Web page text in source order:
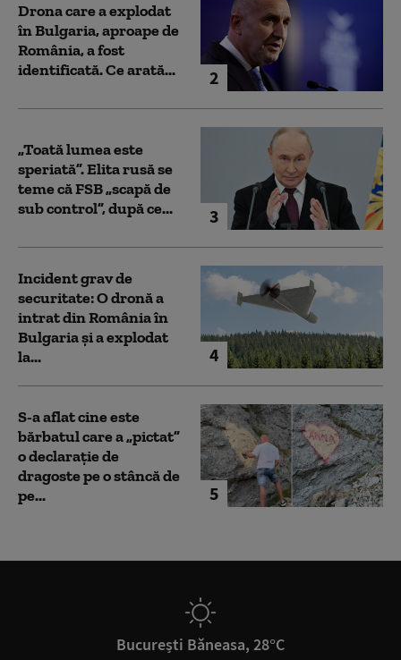
2
Drona care a explodat
în Bulgaria, aproape de
România, a fost
identificată. Ce arată...
3
„Toată lumea este
speriată”. Elita rusă se
teme că FSB „scapă de
sub control”, după ce...
4
Incident grav de
securitate: O dronă a
intrat din România în
Bulgaria şi a explodat
la...
5
S-a aflat cine este
bărbatul care a „pictat”
o declarație de
dragoste pe o stâncă de
pe...
București Băneasa, 28°C